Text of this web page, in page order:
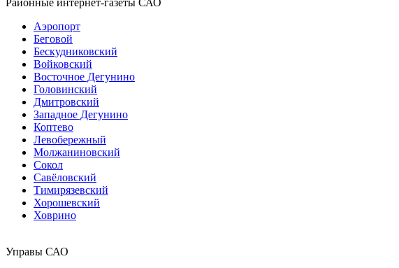
Аэропорт
Беговой
Бескудниковский
Войковский
Восточное Дегунино
Головинский
Дмитровский
Западное Дегунино
Коптево
Левобережный
Молжаниновский
Сокол
Савёловский
Тимирязевский
Хорошевский
Ховрино
Управы САО